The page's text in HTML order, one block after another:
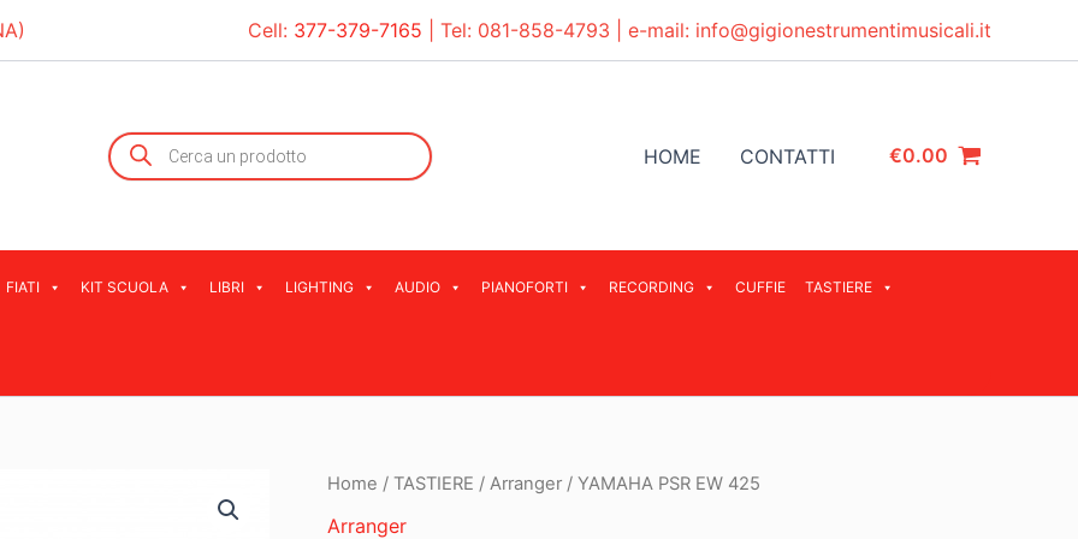
Cell: 377-379-7165 | Tel: 081-858-4793 | e-mail: info@gigionestrumentimusicali.it
Products
search
HOME CONTATTI €0.00
FIATI KIT SCUOLA LIBRI LIGHTING AUDIO PIANOFORTI RECORDING CUFFIE TASTIERE
Home / TASTIERE / Arranger / YAMAHA PSR EW 425
Arranger